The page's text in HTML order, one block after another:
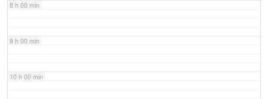
8 h 00 min
9 h 00 min
10 h 00 min